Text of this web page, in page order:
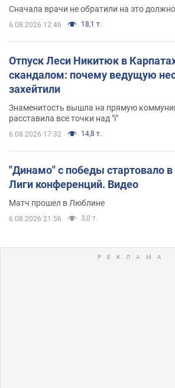
Сначала врачи не обратили на это
6.08.2026 12:46 18,1 т.
Отпуск Леси Никитюк в
скандалом: почему ведущую
захейтили
Знаменитость вышла на прямую
расставила все точки над "i"
6.08.2026 17:32 14,8 т.
"Динамо" с победы стартовало
Лиги конференций. Видео
Матч прошел в Люблине
6.08.2026 21:56 3,0 т.